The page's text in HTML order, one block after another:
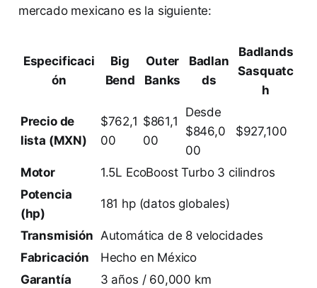
mercado mexicano es la siguiente:
Especificaci
ón
Big
Bend
Outer
Banks
Badlan
ds
Badlands
Sasquatc
h
Precio de
lista (MXN)
$762,1
00
$861,1
00
Desde
$846,0
00
$927,100
Motor
1.5L EcoBoost Turbo 3 cilindros
Potencia
(hp)
181 hp (datos globales)
Transmisión Automática de 8 velocidades
Fabricación
Hecho en México
Garantía
3 años / 60,000 km